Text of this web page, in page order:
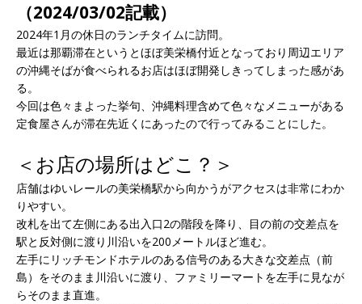
（2024/03/02記載）
2024年1月の休日のランチタイムに訪問。
最近は那覇滞在というとほぼ美栄橋付近となっており周辺エリア
の沖縄そばが食べられるお店はほぼ開発しきってしまった感があ
る。
今回は色々まよった挙句、沖縄料理含めて色々なメニューがある
定食屋さんが滞在先近くにあったので行ってみることにした。
＜お店の場所はどこ？＞
店舗はゆいレールの美栄橋駅から向かうがアクセスは非常にわか
りやすい。
改札を出て左側にある出入口2の階段を降り、目の前の交差点を
駅と反対側に渡り川沿いを200メートルほど進む。
左手にリッチモンドホテルのある信号のある大きな交差点（前
島）をそのまま川沿いに渡り、ファミリーマートを左手に見なが
らそのまま直進。